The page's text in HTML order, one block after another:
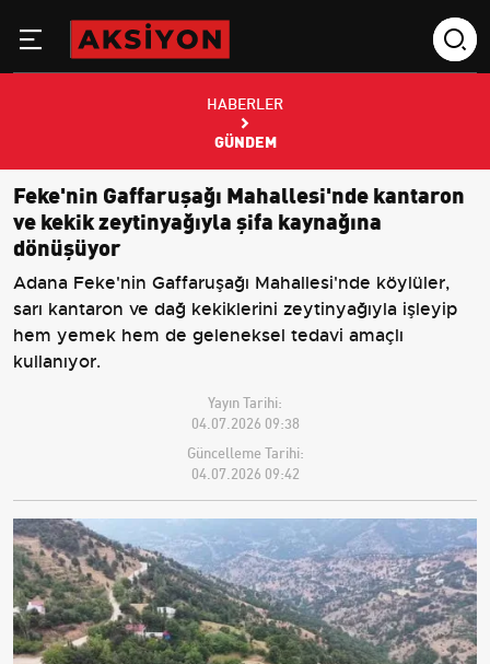
HABERLER
GÜNDEM
Feke'nin Gaffaruşağı Mahallesi'nde kantaron
ve kekik zeytinyağıyla şifa kaynağına
dönüşüyor
Adana Feke'nin Gaffaruşağı Mahallesi'nde köylüler,
sarı kantaron ve dağ kekiklerini zeytinyağıyla işleyip
hem yemek hem de geleneksel tedavi amaçlı
kullanıyor.
Yayın Tarihi:
04.07.2026 09:38
Güncelleme Tarihi:
04.07.2026 09:42